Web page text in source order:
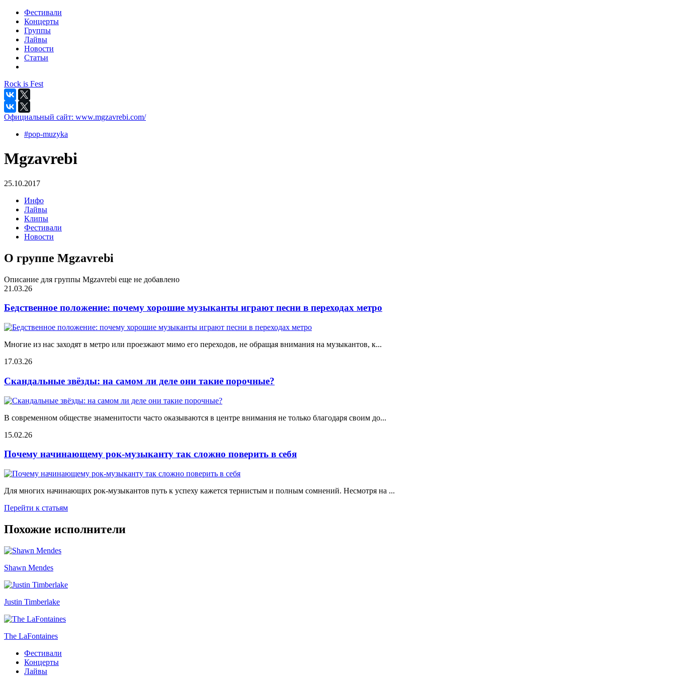
Фестивали
Концерты
Группы
Лайвы
Новости
Статьи
Rock is Fest
Официальный сайт: www.mgzavrebi.com/
#pop-muzyka
Mgzavrebi
25.10.2017
Инфо
Лайвы
Клипы
Фестивали
Новости
О группе Mgzavrebi
Описание для группы Mgzavrebi еще не добавлено
21.03.26
Бедственное положение: почему хорошие музыканты играют песни в переходах метро
Многие из нас заходят в метро или проезжают мимо его переходов, не обращая внимания на музыкантов, к...
17.03.26
Скандальные звёзды: на самом ли деле они такие порочные?
В современном обществе знаменитости часто оказываются в центре внимания не только благодаря своим до...
15.02.26
Почему начинающему рок-музыканту так сложно поверить в себя
Для многих начинающих рок-музыкантов путь к успеху кажется тернистым и полным сомнений. Несмотря на ...
Перейти к статьям
Похожие исполнители
Shawn Mendes
Justin Timberlake
The LaFontaines
Фестивали
Концерты
Лайвы